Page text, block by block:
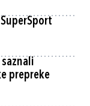
saznali
prepreke